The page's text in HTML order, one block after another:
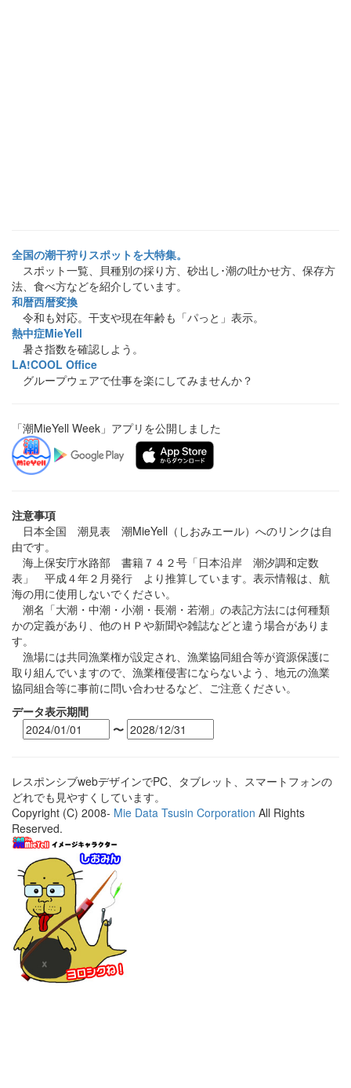
全国の潮干狩りスポットを大特集。
スポット一覧、貝種別の採り方、砂出し･潮の吐かせ方、保存方
法、食べ方などを紹介しています。
和暦西暦変換
令和も対応。干支や現在年齢も「パっと」表示。
熱中症MieYell
暑さ指数を確認しよう。
LA!COOL Office
グループウェアで仕事を楽にしてみませんか？
「潮MieYell Week」アプリを公開しました
注意事項
日本全国 潮見表 潮MieYell（しおみエール）へのリンクは自
由です。
海上保安庁水路部 書籍７４２号「日本沿岸 潮汐調和定数
表」 平成４年２月発行 より推算しています。表示情報は、航
海の用に使用しないでください。
潮名「大潮・中潮・小潮・長潮・若潮」の表記方法には何種類
かの定義があり、他のＨＰや新聞や雑誌などと違う場合がありま
す。
漁場には共同漁業権が設定され、漁業協同組合等が資源保護に
取り組んでいますので、漁業権侵害にならないよう、地元の漁業
協同組合等に事前に問い合わせるなど、ご注意ください。
データ表示期間
〜
レスポンシブwebデザインでPC、タブレット、スマートフォンの
どれでも見やすくしています。
Copyright (C) 2008- Mie Data Tsusin Corporation All Rights
Reserved.